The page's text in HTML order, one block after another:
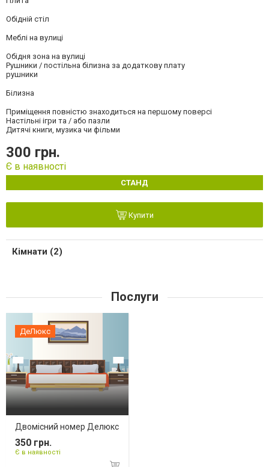
Обідній стіл
Меблі на вулиці
Обідня зона на вулиці
Рушники / постільна білизна за додаткову плату
рушники
Білизна
Приміщення повністю знаходиться на першому поверсі
Настільні ігри та / або пазли
Дитячі книги, музика чи фільми
300 грн.
Є в наявності
СТАНД
Купити
Кімнати (2)
Послуги
ДеЛюкс
Двомісний номер Делюкс
350 грн.
Є в наявності